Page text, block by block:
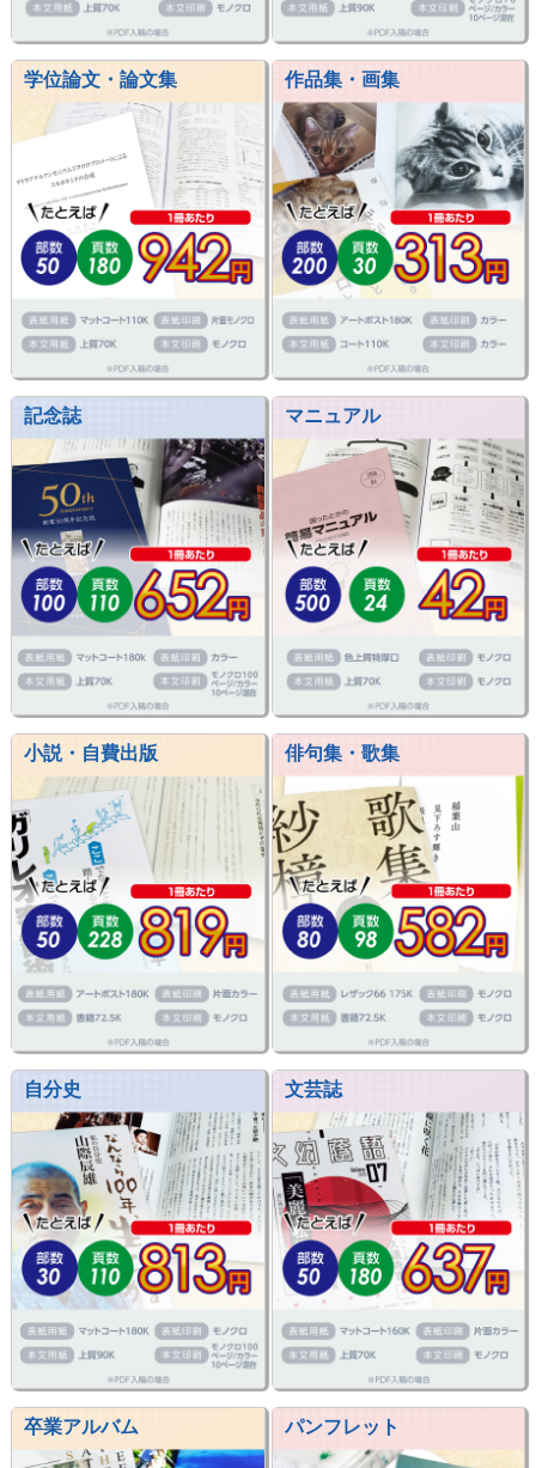
学位論文・論文集 作品集・画集
記念誌 マニュアル
小説・自費出版 俳句集・歌集
自分史 文芸誌
卒業アルバム パンフレット